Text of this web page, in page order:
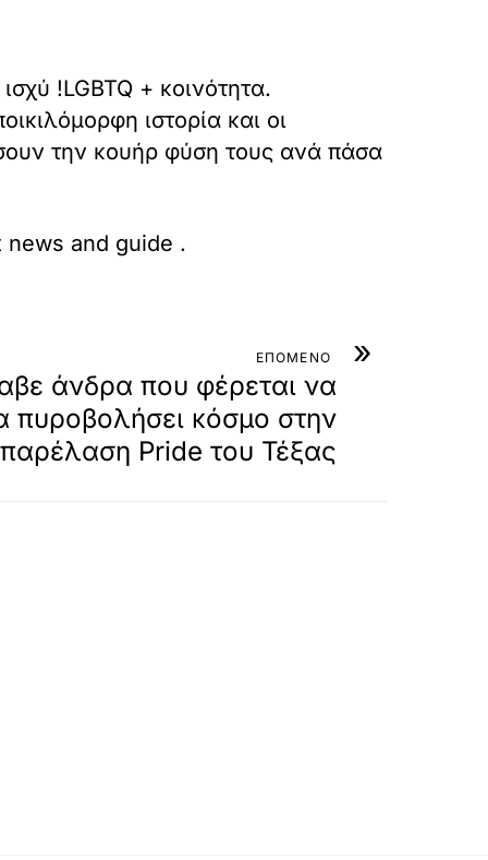
!LGBTQ + κοινότητα.
ιστορία και οι
την κουήρ φύση τους ανά πάσα
news and guide .
»
ΕΠΟΜΕΝΟ
άνδρα που φέρεται να
πυροβολήσει κόσμο στην
παρέλαση Pride του Τέξας